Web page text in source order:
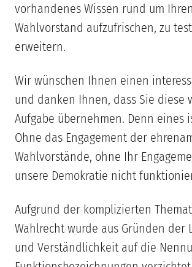
vorhandenes Wissen rund um
Wahlvorstand aufzufrischen, zu
erweitern.
Wir wünschen Ihnen einen
und danken Ihnen, dass Sie diese
Aufgabe übernehmen. Denn eines
Ohne das Engagement der
Wahlvorstände, ohne Ihr
unsere Demokratie nicht
Aufgrund der komplizierten
Wahlrecht wurde aus Gründen der
und Verständlichkeit auf die